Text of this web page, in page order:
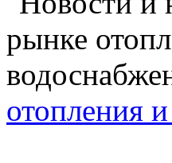
отопления